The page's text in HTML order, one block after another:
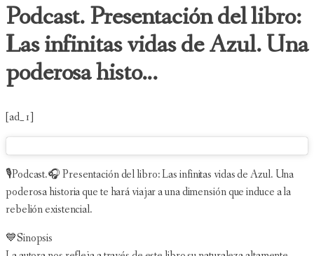
Podcast. Presentación del libro:
Las infinitas vidas de Azul. Una
poderosa histo...
[ad_1]
🎙Podcast.🎧 Presentación del libro: Las infinitas vidas de Azul. Una
poderosa historia que te hará viajar a una dimensión que induce a la
rebelión existencial.
💙Sinopsis